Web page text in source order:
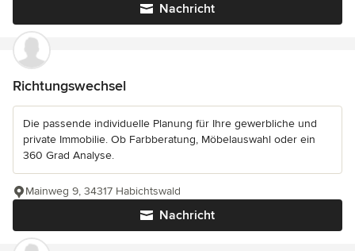
Nachricht
Richtungswechsel
Die passende individuelle Planung für Ihre gewerbliche und
private Immobilie. Ob Farbberatung, Möbelauswahl oder ein
360 Grad Analyse.
Nachricht
Mainweg 9, 34317 Habichtswald